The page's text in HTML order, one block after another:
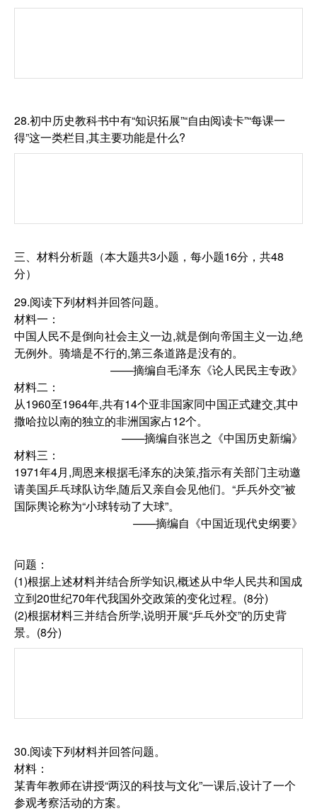
28.初中历史教科书中有“知识拓展”“自由阅读卡”“每课一
得”这一类栏目,其主要功能是什么?
三、材料分析题（本大题共3小题，每小题16分，共48
分）
29.阅读下列材料并回答问题。
材料一：
中国人民不是倒向社会主义一边,就是倒向帝国主义一边,绝
无例外。骑墙是不行的,第三条道路是没有的。
——摘编自毛泽东《论人民民主专政》
材料二：
从1960至1964年,共有14个亚非国家同中国正式建交,其中
撒哈拉以南的独立的非洲国家占12个。
——摘编自张岂之《中国历史新编》
材料三：
1971年4月,周恩来根据毛泽东的决策,指示有关部门主动邀
请美国乒乓球队访华,随后又亲自会见他们。“乒兵外交”被
国际輿论称为“小球转动了大球”。
——摘编自《中国近现代史纲要》
问题：
(1)根据上述材料并结合所学知识,概述从中华人民共和国成
立到20世纪70年代我国外交政策的变化过程。(8分)
(2)根据材料三并结合所学,说明开展“乒乓外交”的历史背
景。(8分)
30.阅读下列材料并回答问题。
材料：
某青年教师在讲授“两汉的科技与文化”一课后,设计了一个
参观考察活动的方案。